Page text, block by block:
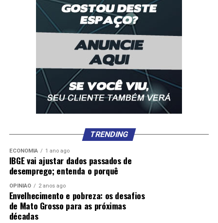
TRENDING
ECONOMIA 1 ano ago
IBGE vai ajustar dados passados de
desemprego; entenda o porquê
OPINIÃO 2 anos ago
Envelhecimento e pobreza: os desafios
de Mato Grosso para as próximas
décadas